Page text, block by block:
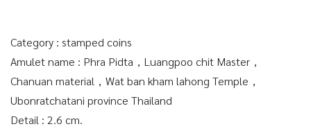
Category : stamped coins
Amulet name : Phra Pidta，Luangpoo chit Master，
Chanuan material，Wat ban kham lahong Temple，
Ubonratchatani province Thailand
Detail : 2.6 cm.